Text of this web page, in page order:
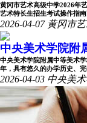
黄冈市艺术高级中学2026年
艺术特长生招生考试操作指
2026-04-07 黄冈市
中央美术学院附
中央美术学院附属中等美术
年，具有悠久的办学历史、
2026-04-03 中央美